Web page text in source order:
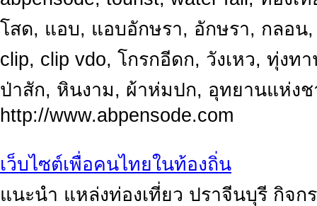
โสด, แอบ, แอบอักษรา, อักษรา, กลอน
clip, clip vdo, โกรกอีดก, วังเหว, ทุ่ง
ป่าสัก, หินงาม, ผ้าห่มปก, อุทยานแห่ง
http://www.abpensode.com
เว็บไซต์เพื่อคนไทยในท้องถิ่น
แนะนำ แหล่งท่องเที่ยว ปราจีนบุรี กิจก